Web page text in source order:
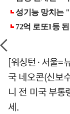
[워싱턴·서울=
국 네오콘(신보
니 전 미국 부
세.